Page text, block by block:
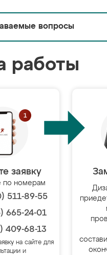
вопросы
работы
заявку
по номерам
511-89-55
665-24-01
409-68-13
на сайте для
и